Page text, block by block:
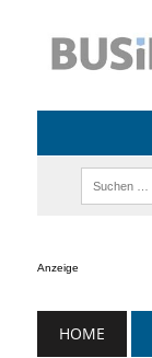
Anzeige
HOME